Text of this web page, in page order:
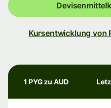
Kursentwicklung von
1 PYG zu AUD